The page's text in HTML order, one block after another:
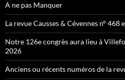
A ne pas Manquer
La revue Causses & Cévennes n° 468
Notre 126e congrès aura lieu à
2026
Anciens ou récents numéros de la